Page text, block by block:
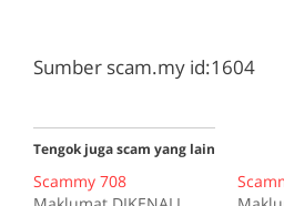
Sumber scam.my id:1604
Tengok juga scam yang lain
Scammy 708